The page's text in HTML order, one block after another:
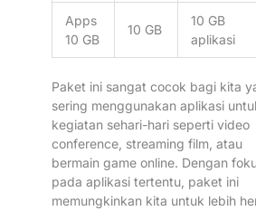
Apps
10 GB
10 GB
10 GB
aplikasi
Paket ini sangat cocok bagi kita
sering menggunakan aplikasi
kegiatan sehari-hari seperti video
conference, streaming film, atau
bermain game online. Dengan
pada aplikasi tertentu, paket ini
memungkinkan kita untuk lebih